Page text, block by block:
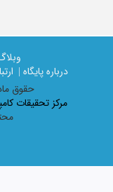
درباره پایگاه |
حقوق
مرکز تحقیقات